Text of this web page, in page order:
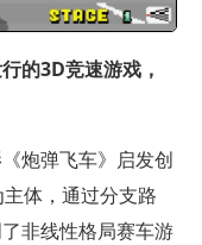
的3D竞速游戏，
炮弹飞车》启发创
体，通过分支路
非线性格局赛车游